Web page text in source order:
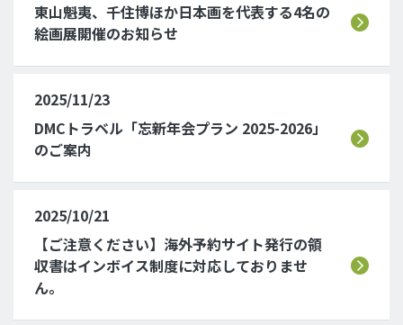
東山魁夷、千住博ほか日本画を代表する4名の
絵画展開催のお知らせ
2025/11/23
DMCトラベル「忘新年会プラン 2025-2026」
のご案内
2025/10/21
【ご注意ください】海外予約サイト発行の領
収書はインボイス制度に対応しておりませ
ん。